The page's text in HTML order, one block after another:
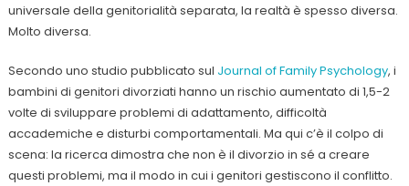
universale della genitorialità separata, la realtà è spesso diversa.
Molto diversa.
Secondo uno studio pubblicato sul Journal of Family Psychology, i
bambini di genitori divorziati hanno un rischio aumentato di 1,5-2
volte di sviluppare problemi di adattamento, difficoltà
accademiche e disturbi comportamentali. Ma qui c’è il colpo di
scena: la ricerca dimostra che non è il divorzio in sé a creare
questi problemi, ma il modo in cui i genitori gestiscono il conflitto.